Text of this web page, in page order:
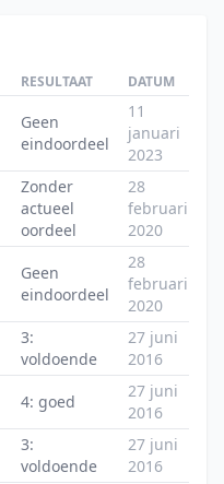
RESULTAAT DATUM
Geen
eindoordeel
11
januari
2023
Zonder
actueel
oordeel
28
februari
2020
Geen
eindoordeel
28
februari
2020
3:
voldoende
27 juni
2016
4: goed
27 juni
2016
3:
voldoende
27 juni
2016